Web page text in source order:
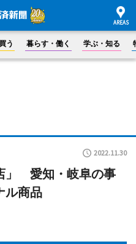
買う 暮らす・働く 学ぶ・知る
2022.11.30
」 愛知・岐阜の事
ル商品